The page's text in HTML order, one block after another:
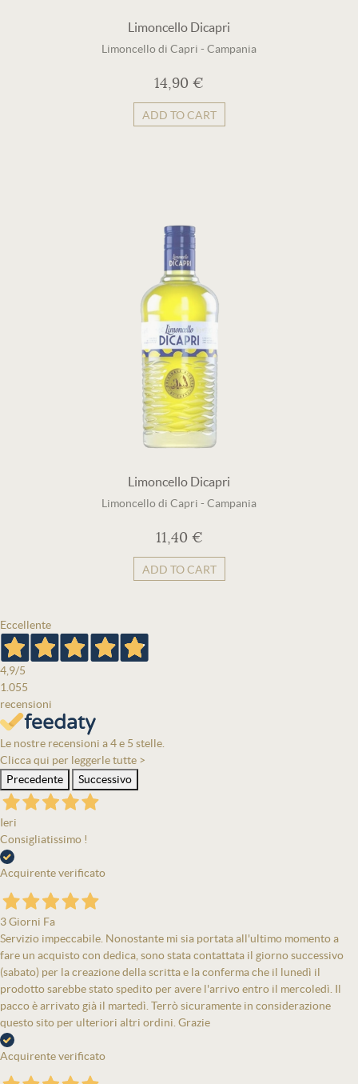
Limoncello Dicapri
Limoncello di Capri - Campania
14,90 €
ADD TO CART
Limoncello Dicapri
Limoncello di Capri - Campania
11,40 €
ADD TO CART
Eccellente
4,9/5
1.055
recensioni
Le nostre recensioni a 4 e 5 stelle.
Clicca qui per leggerle tutte >
Precedente
Successivo
Ieri
Consigliatissimo !
Acquirente verificato
3 Giorni Fa
Servizio impeccabile. Nonostante mi sia portata all'ultimo momento a
fare un acquisto con dedica, sono stata contattata il giorno successivo
(sabato) per la creazione della scritta e la conferma che il lunedì il
prodotto sarebbe stato spedito per avere l'arrivo entro il mercoledì. Il
pacco è arrivato già il martedì. Terrò sicuramente in considerazione
questo sito per ulteriori altri ordini. Grazie
Acquirente verificato